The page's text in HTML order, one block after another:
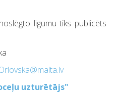
līgumu tiks publicēts
uzturētājs"